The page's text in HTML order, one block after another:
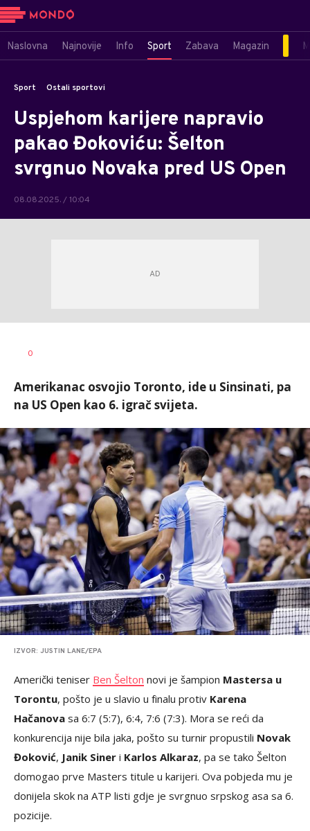
Naslovna Najnovije Info Sport Zabava Magazin
Sport Ostali sportovi
Uspjehom karijere napravio
pakao Đokoviću: Šelton
svrgnuo Novaka pred US Open
08.08.2025. / 10:04
0
Amerikanac osvojio Toronto, ide u Sinsinati, pa
na US Open kao 6. igrač svijeta.
IZVOR: JUSTIN LANE/EPA
Američki teniser Ben Šelton novi je šampion Mastersa u
Torontu, pošto je u slavio u finalu protiv Karena
Hačanova sa 6:7 (5:7), 6:4, 7:6 (7:3). Mora se reći da
konkurencija nije bila jaka, pošto su turnir propustili Novak
Đoković, Janik Siner i Karlos Alkaraz, pa se tako Šelton
domogao prve Masters titule u karijeri. Ova pobjeda mu je
donijela skok na ATP listi gdje je svrgnuo srpskog asa sa 6.
pozicije.